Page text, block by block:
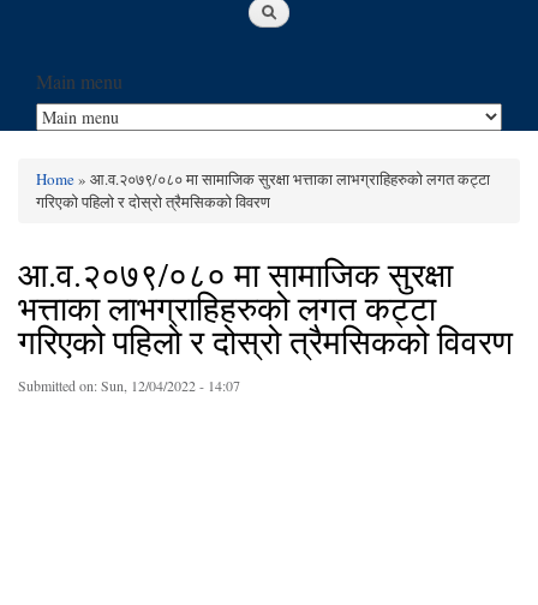
Main menu
You are here
Home» आ.व.२०७९/०८० मा सामाजिक सुरक्षा भत्ताका लाभग्राहिहरुको लगत कट्टा
गरिएको पहिलो र दोस्रो त्रैमसिकको विवरण
आ.व.२०७९/०८० मा सामाजिक सुरक्षा
भत्ताका लाभग्राहिहरुको लगत कट्टा
गरिएको पहिलो र दोस्रो त्रैमसिकको विवरण
Submitted on:Sun, 12/04/2022 - 14:07